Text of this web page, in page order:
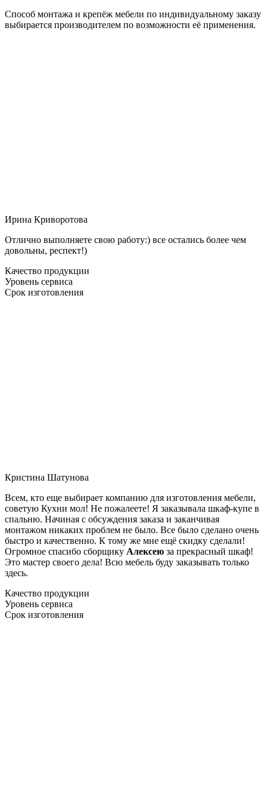
Способ монтажа и крепёж мебели по индивидуальному заказу
выбирается производителем по возможности её применения.
Ирина Криворотова
Отлично выполняете свою работу:) все остались более чем
довольны, респект!)
Качество продукции
Уровень сервиса
Срок изготовления
Кристина Шатунова
Всем, кто еще выбирает компанию для изготовления мебели,
советую Кухни мол! Не пожалеете! Я заказывала шкаф-купе в
спальню. Начиная с обсуждения заказа и заканчивая
монтажом никаких проблем не было. Все было сделано очень
быстро и качественно. К тому же мне ещё скидку сделали!
Огромное спасибо сборщику Алексею за прекрасный шкаф!
Это мастер своего дела! Всю мебель буду заказывать только
здесь.
Качество продукции
Уровень сервиса
Срок изготовления